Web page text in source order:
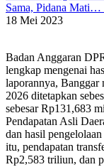
Sama, Pidana Mati…
18 Mei 2023
Badan Anggaran
lengkap mengenai
laporannya, Banggar
2026 ditetapkan
sebesar Rp131,683
Pendapatan Asli
dan hasil
itu, pendapatan
Rp2,583 triliun, dan